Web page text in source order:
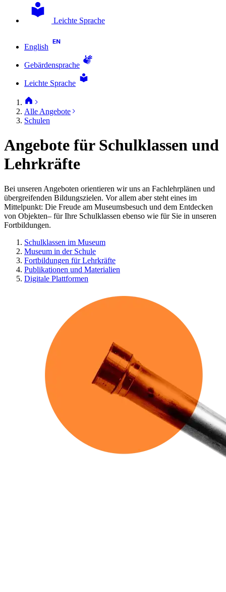
Leichte Sprache
English
Gebärdensprache
Leichte Sprache
Alle Angebote
Schulen
Angebote für Schulklassen und
Lehrkräfte
Bei unseren Angeboten orientieren wir uns an Fachlehrplänen und
übergreifenden Bildungszielen. Vor allem aber steht eines im
Mittelpunkt: Die Freude am Museumsbesuch und dem Entdecken
von Objekten– für Ihre Schulklassen ebenso wie für Sie in unseren
Fortbildungen.
Schulklassen im Museum
Museum in der Schule
Fortbildungen für Lehrkräfte
Publikationen und Materialien
Digitale Plattformen